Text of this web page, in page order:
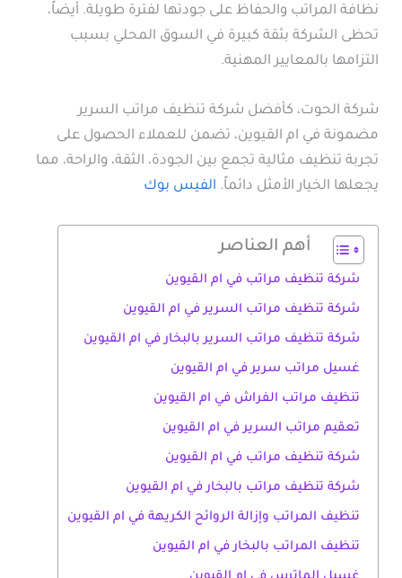
نظافة المراتب والحفاظ على جودتها لفترة طويلة. أيضاً،
تحظى الشركة بثقة كبيرة في السوق المحلي بسبب
التزامها بالمعايير المهنية.
شركة الحوت، كأفضل شركة تنظيف مراتب السرير
مضمونة في ام القيوين، تضمن للعملاء الحصول على
تجربة تنظيف مثالية تجمع بين الجودة، الثقة، والراحة، مما
يجعلها الخيار الأمثل دائماً. الفيس بوك
أهم العناصر
شركة تنظيف مراتب في ام القيوين
شركة تنظيف مراتب السرير في ام القيوين
شركة تنظيف مراتب السرير بالبخار في ام القيوين
غسيل مراتب سرير في ام القيوين
تنظيف مراتب الفراش في ام القيوين
تعقيم مراتب السرير في ام القيوين
شركة تنظيف مراتب في ام القيوين
شركة تنظيف مراتب بالبخار في ام القيوين
تنظيف المراتب وإزالة الروائح الكريهة في ام القيوين
تنظيف المراتب بالبخار في ام القيوين